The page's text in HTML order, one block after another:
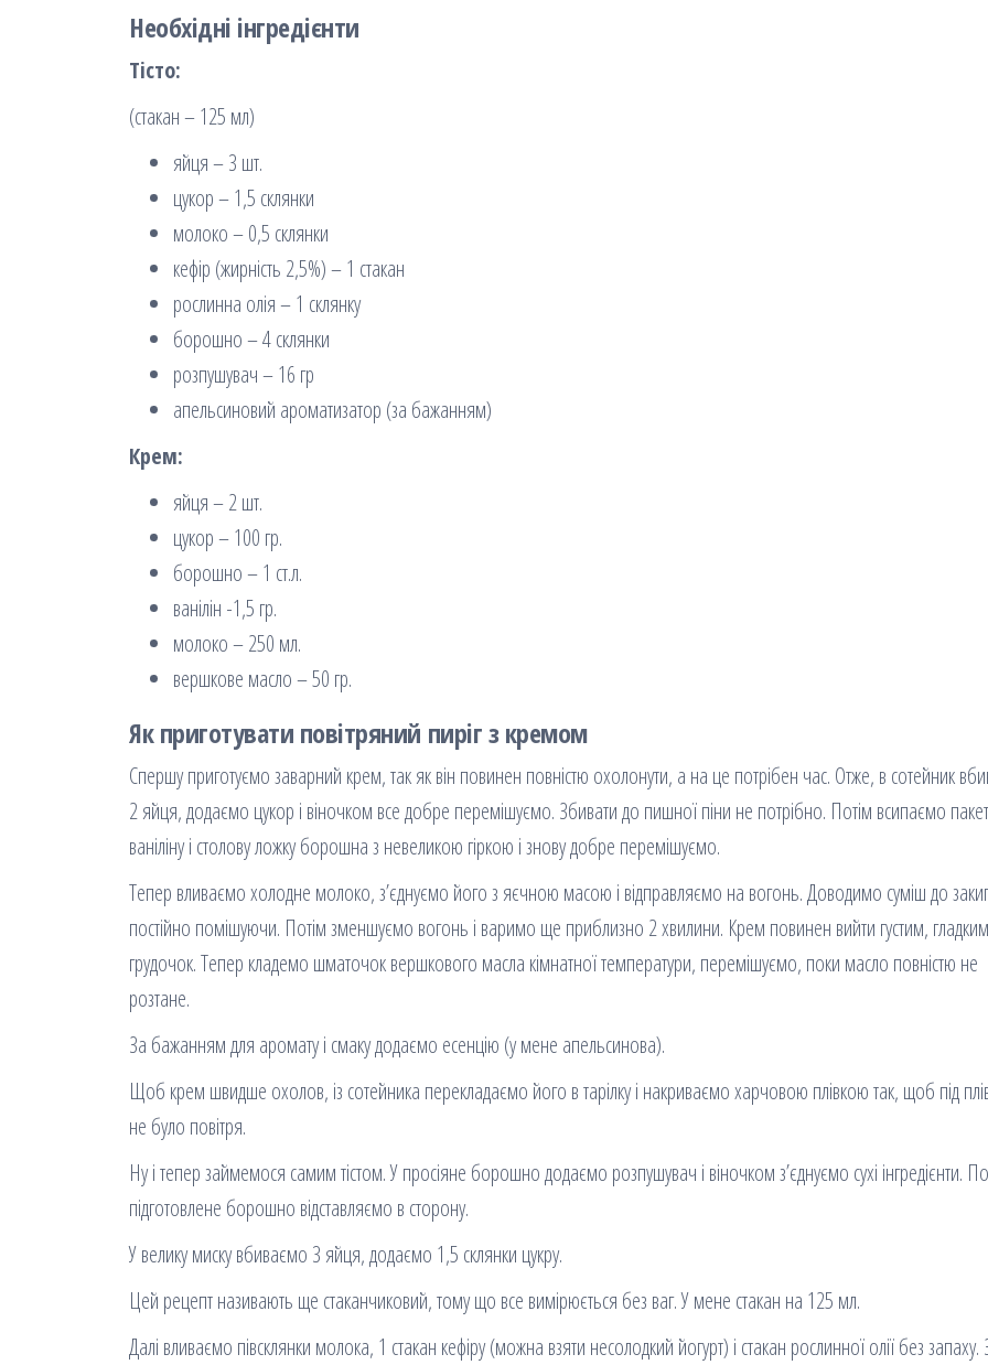
Необхідні інгредієнти
Тісто:
(стакан – 125 мл)
яйця – 3 шт.
цукор – 1,5 склянки
молоко – 0,5 склянки
кефір (жирність 2,5%) – 1 стакан
рослинна олія – 1 склянку
борошно – 4 склянки
розпушувач – 16 гр
апельсиновий ароматизатор (за бажанням)
Крем:
яйця – 2 шт.
цукор – 100 гр.
борошно – 1 ст.л.
ванілін -1,5 гр.
молоко – 250 мл.
вершкове масло – 50 гр.
Як приготувати повітряний пиріг з кремом
Спершу приготуємо заварний крем, так як він повинен повністю охолонути, а на це потрібен час. Отже, в сотейник
2 яйця, додаємо цукор і віночком все добре перемішуємо. Збивати до пишної піни не потрібно. Потім всипаємо
ваніліну і столову ложку борошна з невеликою гіркою і знову добре перемішуємо.
Тепер вливаємо холодне молоко, з’єднуємо його з яєчною масою і відправляємо на вогонь. Доводимо суміш до
постійно помішуючи. Потім зменшуємо вогонь і варимо ще приблизно 2 хвилини. Крем повинен вийти густим,
грудочок. Тепер кладемо шматочок вершкового масла кімнатної температури, перемішуємо, поки масло повністю не
розтане.
За бажанням для аромату і смаку додаємо есенцію (у мене апельсинова).
Щоб крем швидше охолов, із сотейника перекладаємо його в тарілку і накриваємо харчовою плівкою так, щоб під
не було повітря.
Ну і тепер займемося самим тістом. У просіяне борошно додаємо розпушувач і віночком з’єднуємо сухі інгредієнти.
підготовлене борошно відставляємо в сторону.
У велику миску вбиваємо 3 яйця, додаємо 1,5 склянки цукру.
Цей рецепт називають ще стаканчиковий, тому що все вимірюється без ваг. У мене стакан на 125 мл.
Далі вливаємо півсклянки молока, 1 стакан кефіру (можна взяти несолодкий йогурт) і стакан рослинної олії без запаху.